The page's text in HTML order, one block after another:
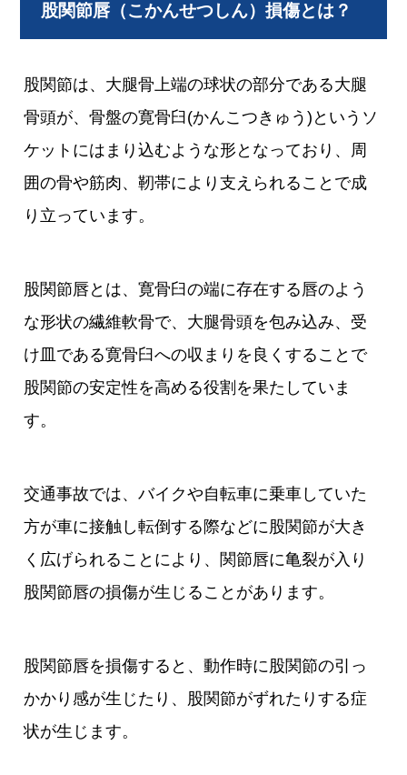
股関節唇（こかんせつしん）損傷とは？
股関節は、大腿骨上端の球状の部分である大腿
骨頭が、骨盤の寛骨臼(かんこつきゅう)というソ
ケットにはまり込むような形となっており、周
囲の骨や筋肉、靭帯により支えられることで成
り立っています。
股関節唇とは、寛骨臼の端に存在する唇のよう
な形状の繊維軟骨で、大腿骨頭を包み込み、受
け皿である寛骨臼への収まりを良くすることで
股関節の安定性を高める役割を果たしていま
す。
交通事故では、バイクや自転車に乗車していた
方が車に接触し転倒する際などに股関節が大き
く広げられることにより、関節唇に亀裂が入り
股関節唇の損傷が生じることがあります。
股関節唇を損傷すると、動作時に股関節の引っ
かかり感が生じたり、股関節がずれたりする症
状が生じます。